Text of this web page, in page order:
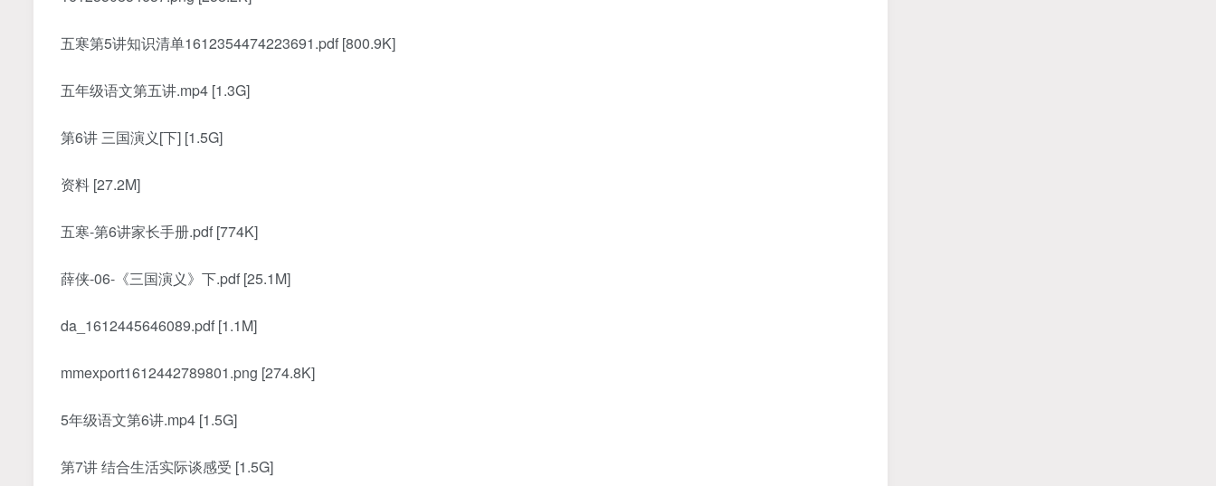
五寒第5讲知识清单1612354474223691.pdf [800.9K]
五年级语文第五讲.mp4 [1.3G]
第6讲 三国演义[下] [1.5G]
资料 [27.2M]
五寒-第6讲家长手册.pdf [774K]
薛侠-06-《三国演义》下.pdf [25.1M]
da_1612445646089.pdf [1.1M]
mmexport1612442789801.png [274.8K]
5年级语文第6讲.mp4 [1.5G]
第7讲 结合生活实际谈感受 [1.5G]